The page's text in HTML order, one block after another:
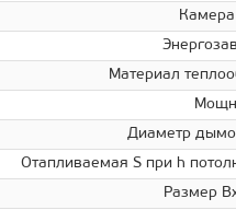
Камера
Материал
Диаметр
Отапливаемая S при h
Размер